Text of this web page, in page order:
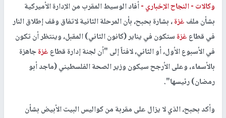
وكالات -النجاح الإخباري -أفاد الوسيط المقرب من الإدارة الأميركية
بشأن ملفغزة، بشارة بحبح، بأن المرحلة الثانية لاتفاق وقف إطلاق النار
في قطاعغزةستكون في يناير (كانون الثاني) المقبل، وينتظر أن تكون
في الأسبوع الأول، أو الثاني، لافتاً إلى "أن لجنة إدارة قطاعغزةجاهزة
بالأسماء، وعلى الأرجح سيكون وزير الصحة الفلسطيني (ماجد أبو
رمضان) رئيسها".
وأكد بحبح، الذي لا يزال على مقربة من كواليس البيت الأبيض بشأن